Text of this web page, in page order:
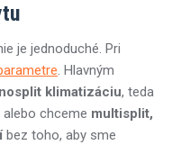
je jednoduché. Pri
. Hlavným
klimatizáciu, teda
chceme multisplit,
bez toho, aby sme